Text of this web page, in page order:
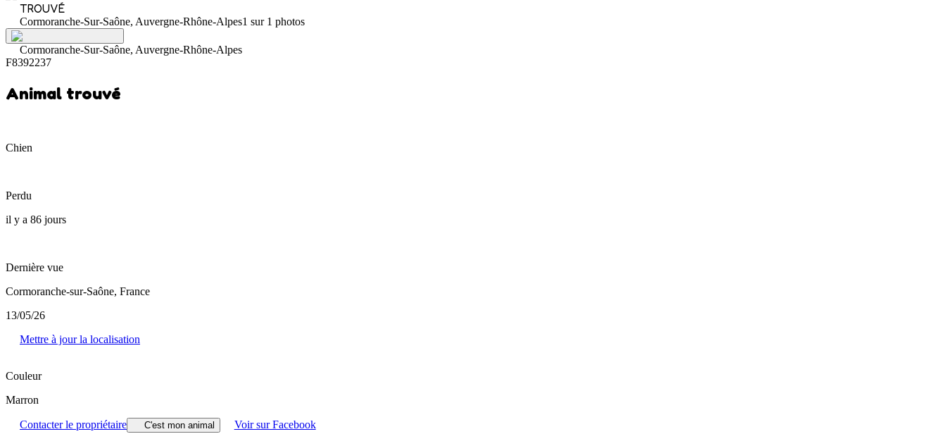
TROUVÉ
Cormoranche-Sur-Saône, Auvergne-Rhône-Alpes1 sur 1 photos
Cormoranche-Sur-Saône, Auvergne-Rhône-Alpes
F8392237
Animal trouvé
Chien
Perdu
il y a 86 jours
Dernière vue
Cormoranche-sur-Saône, France
13/05/26
Mettre à jour la localisation
Couleur
Marron
Contacter le propriétaire C'est mon animal
Voir sur Facebook